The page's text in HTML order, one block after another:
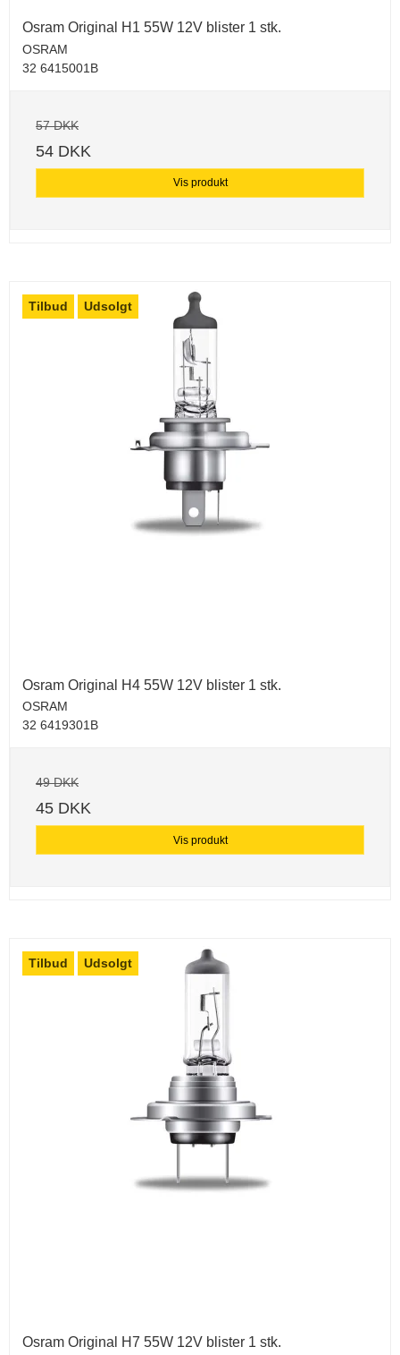
Osram Original H1 55W 12V blister 1 stk.
OSRAM
32 6415001B
57 DKK
54 DKK
Vis produkt
Tilbud Udsolgt
Osram Original H4 55W 12V blister 1 stk.
OSRAM
32 6419301B
49 DKK
45 DKK
Vis produkt
Tilbud Udsolgt
Osram Original H7 55W 12V blister 1 stk.